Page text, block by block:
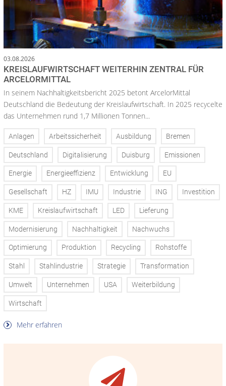
03.08.2026
KREISLAUFWIRTSCHAFT WEITERHIN ZENTRAL FÜR
ARCELORMITTAL
In seinem Nachhaltigkeitsbericht 2025 betont ArcelorMittal
Deutschland die Bedeutung der Kreislaufwirtschaft. In 2025 recycelte
das Unternehmen rund 1,7 Millionen Tonnen...
Anlagen Arbeitssicherheit Ausbildung Bremen
Deutschland Digitalisierung Duisburg Emissionen
Energie Energieeffizienz Entwicklung EU
Gesellschaft HZ IMU Industrie ING Investition
KME Kreislaufwirtschaft LED Lieferung
Modernisierung Nachhaltigkeit Nachwuchs
Optimierung Produktion Recycling Rohstoffe
Stahl Stahlindustrie Strategie Transformation
Umwelt Unternehmen USA Weiterbildung
Wirtschaft
Mehr erfahren